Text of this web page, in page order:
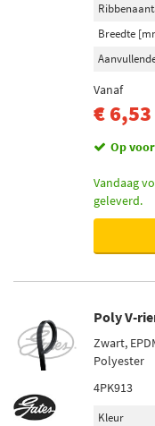
Niet op voorraad
Op voorraad (32)
Breedte
Vanaf
€ 6,53
Op
Vandaag
geleverd.
Poly V-
Zwart,
Polyester
4PK913
Kleur